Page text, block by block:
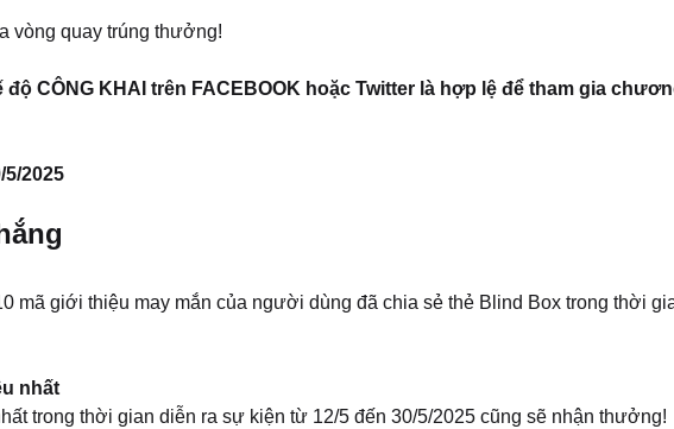
vòng quay trúng thưởng!
CÔNG KHAI trên FACEBOOK hoặc Twitter là hợp lệ để tham gia
5/2025
mã giới thiệu may mắn của người dùng đã chia sẻ thẻ Blind Box trong thời
nhất
trong thời gian diễn ra sự kiện từ 12/5 đến 30/5/2025 cũng sẽ nhận thưởng!